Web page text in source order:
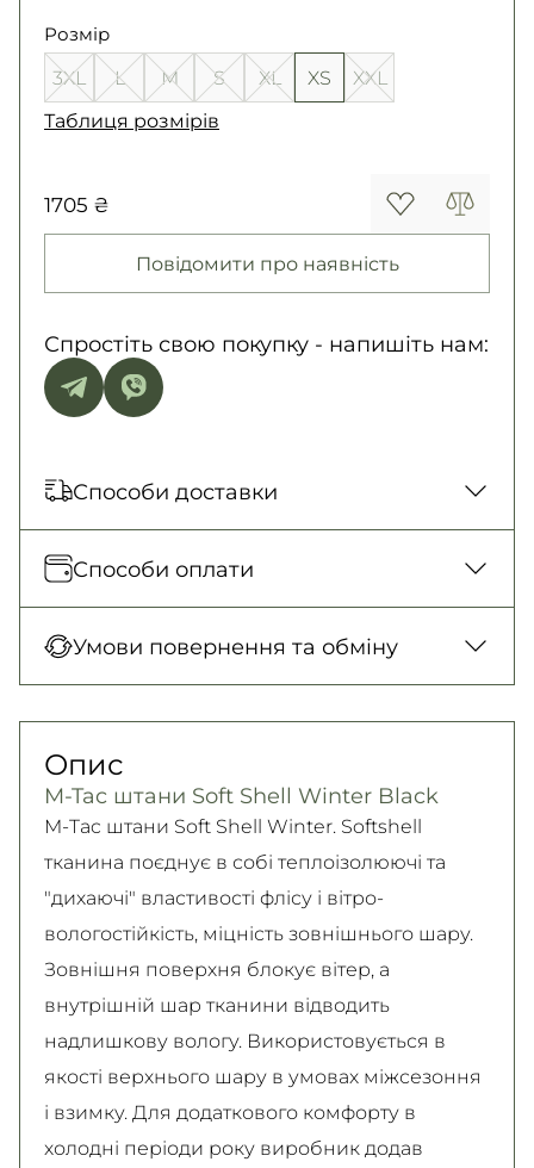
Розмір
3XL L M S XL XS
XXL
Таблиця розмірів
1705 ₴
Повідомити про наявність
Спростіть свою покупку - напишіть нам:
Способи доставки
Відправка кожного дня. Післяплата тільки
на замовлення від 500 грн
150 грн. / 1-2 дні
300 грн. / 1-2 дні
Самовивіз
Безкоштовно
Детальніше
Способи оплати
карткою у відділенні, Безготівковими для
Детальніше
Умови повернення та обміну
Детально про умови повернення та обміну
читайте на
сторінці
Опис
M-Tac штани Soft Shell Winter Black
M-Tac штани Soft Shell Winter. Softshell
тканина поєднує в собі теплоізолюючі та
"дихаючі" властивості флісу і вітро-
вологостійкість, міцність зовнішнього шару.
Зовнішня поверхня блокує вітер, а
внутрішній шар тканини відводить
надлишкову вологу. Використовується в
якості верхнього шару в умовах міжсезоння
і взимку. Для додаткового комфорту в
холодні періоди року виробник додав